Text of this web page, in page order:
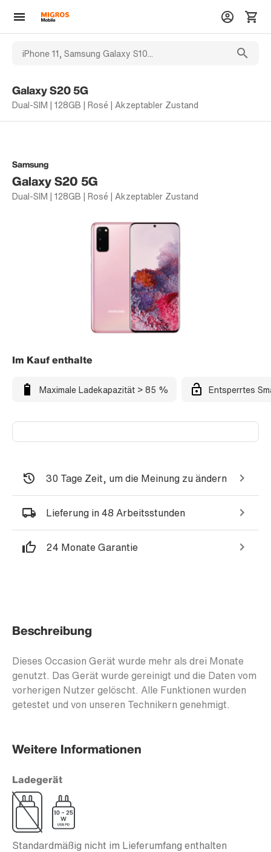
Galaxy S20 5G
Dual-SIM | 128GB | Rosé | Akzeptabler Zustand
Samsung
Galaxy S20 5G
Dual-SIM | 128GB | Rosé | Akzeptabler Zustand
Im Kauf enthalte
Maximale Ladekapazität > 85 % Entsperrtes
30 Tage Zeit, um die Meinung zu ändern
Lieferung in 48 Arbeitsstunden
24 Monate Garantie
Beschreibung
Dieses Occasion Gerät wurde mehr als drei Monate
genutzt. Das Gerät wurde gereinigt und die Daten vom
vorherigen Nutzer gelöscht. Alle Funktionen wurden
getestet und von unseren Technikern genehmigt.
Weitere Informationen
Ladegerät
Standardmäßig nicht im Lieferumfang enthalten